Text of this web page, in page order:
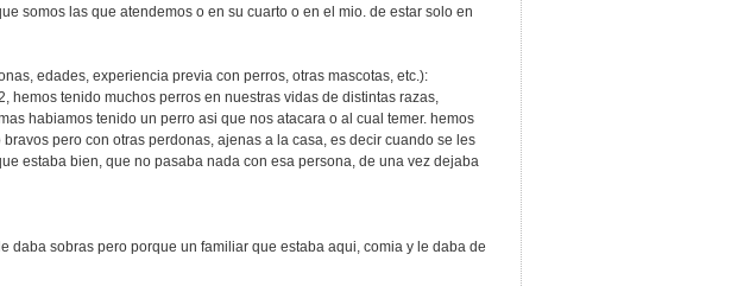
las que atendemos o en su cuarto o en el mio. de estar solo en
edades, experiencia previa con perros, otras mascotas, etc.):
tenido muchos perros en nuestras vidas de distintas razas,
habiamos tenido un perro asi que nos atacara o al cual temer. hemos
pero con otras perdonas, ajenas a la casa, es decir cuando se les
estaba bien, que no pasaba nada con esa persona, de una vez dejaba
pero porque un familiar que estaba aqui, comia y le daba de